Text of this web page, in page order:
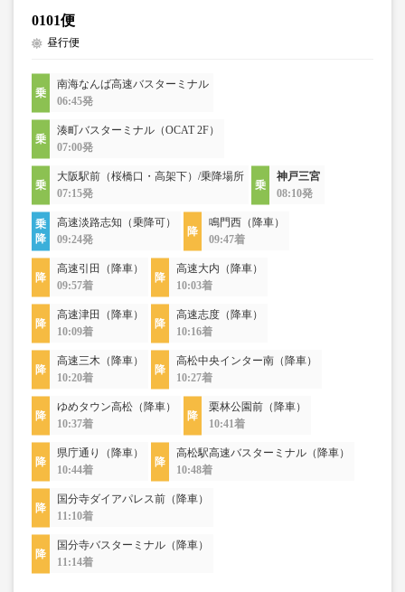
0101便
昼行便
南海なんば高速バスターミナル
06:45発
湊町バスターミナル（OCAT 2F）
07:00発
大阪駅前（桜橋口・高架下）/乗降場所
07:15発
神戸三宮
08:10発
高速淡路志知（乗降可）
09:24発
鳴門西（降車）
09:47着
高速引田（降車）
09:57着
高速大内（降車）
10:03着
高速津田（降車）
10:09着
高速志度（降車）
10:16着
高速三木（降車）
10:20着
高松中央インター南（降車）
10:27着
ゆめタウン高松（降車）
10:37着
栗林公園前（降車）
10:41着
県庁通り（降車）
10:44着
高松駅高速バスターミナル（降車）
10:48着
国分寺ダイアパレス前（降車）
11:10着
国分寺バスターミナル（降車）
11:14着